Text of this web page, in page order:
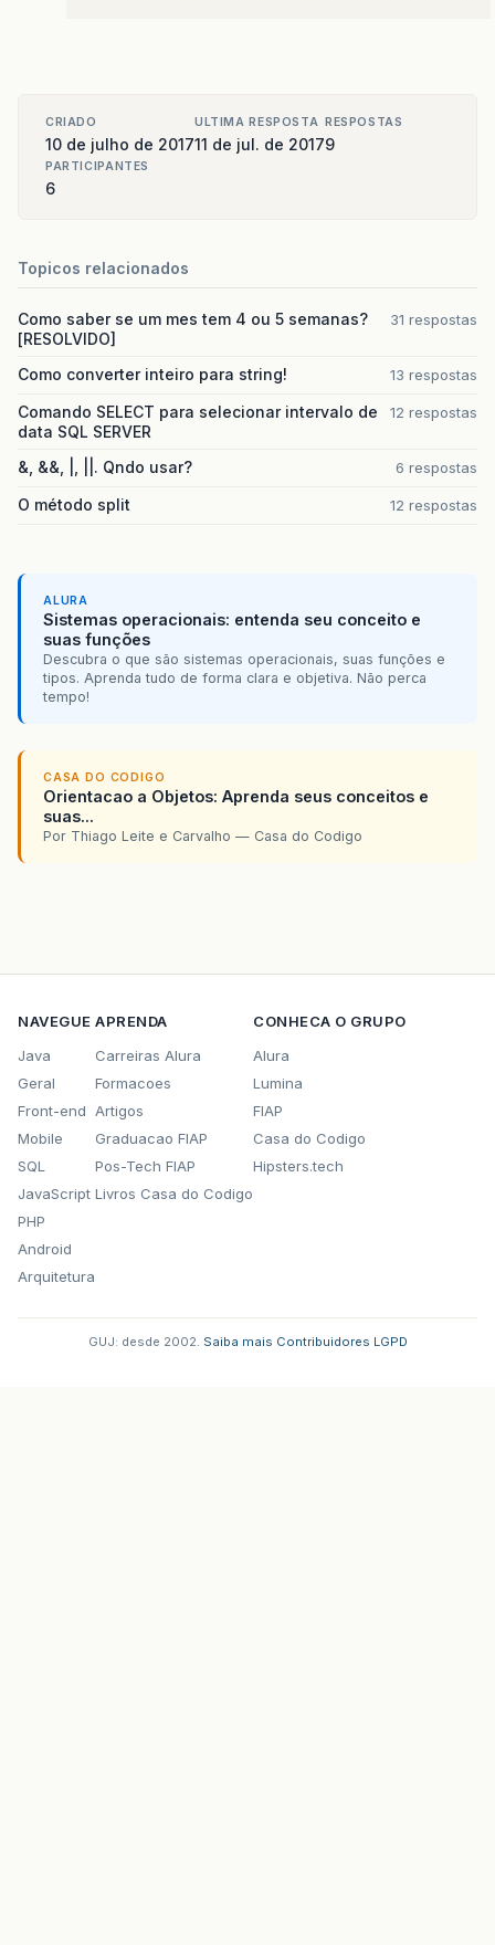
CRIADO
10 de julho de 2017
ULTIMA RESPOSTA
11 de jul. de 2017
RESPOSTAS
9
PARTICIPANTES
6
Topicos relacionados
Como saber se um mes tem 4 ou 5 semanas?
[RESOLVIDO]
31 respostas
Como converter inteiro para string! 13 respostas
Comando SELECT para selecionar intervalo de
data SQL SERVER
12 respostas
&, &&, |, ||. Qndo usar? 6 respostas
O método split 12 respostas
ALURA
Sistemas operacionais: entenda seu conceito e
suas funções
Descubra o que são sistemas operacionais, suas funções e
tipos. Aprenda tudo de forma clara e objetiva. Não perca
tempo!
CASA DO CODIGO
Orientacao a Objetos: Aprenda seus conceitos e
suas...
Por Thiago Leite e Carvalho — Casa do Codigo
NAVEGUE
Java
Geral
Front-end
Mobile
SQL
JavaScript
PHP
Android
Arquitetura
APRENDA
Carreiras Alura
Formacoes
Artigos
Graduacao FIAP
Pos-Tech FIAP
Livros Casa do Codigo
CONHECA O GRUPO
Alura
Lumina
FIAP
Casa do Codigo
Hipsters.tech
GUJ: desde 2002. Saiba mais Contribuidores LGPD